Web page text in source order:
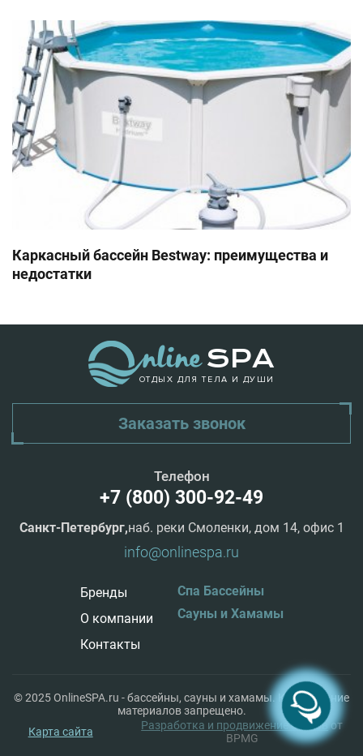
Каркасный бассейн Bestway: преимущества и
недостатки
ОТДЫХ ДЛЯ ТЕЛА И ДУШИ
Заказать звонок
Бренды
О компании
Контакты
Спа Бассейны
Сауны и Хамамы
Телефон
+7 (800) 300-92-49
Санкт-Петербург,наб. реки Смоленки, дом 14, офис 1
info@onlinespa.ru
© 2025 OnlineSPA.ru - бассейны, сауны и хамамы. Копирование
материалов запрещено.
Карта сайта
Разработка и продвижение сайтов от
BPMG